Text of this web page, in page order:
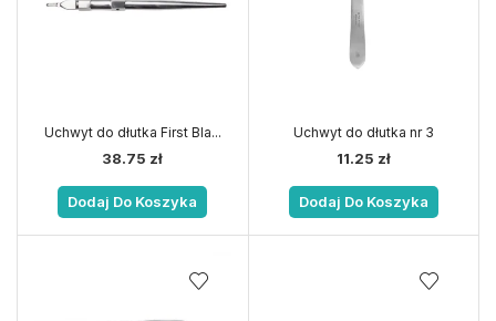
Uchwyt do dłutka First Bla...
38.75 zł
Dodaj Do Koszyka
Uchwyt do dłutka nr 3
11.25 zł
Dodaj Do Koszyka